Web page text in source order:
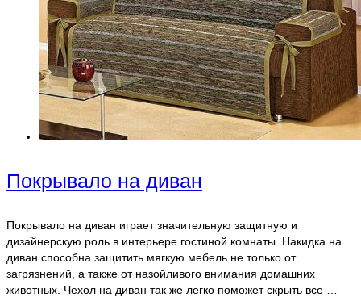
Покрывало на диван
Покрывало на диван играет значительную защитную и
дизайнерскую роль в интерьере гостиной комнаты. Накидка на
диван способна защитить мягкую мебель не только от
загрязнений, а также от назойливого внимания домашних
животных. Чехол на диван так же легко поможет скрыть все …